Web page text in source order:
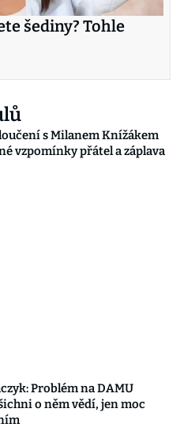
šediny? Tohle
s Milanem Knížákem
vzpomínky přátel a záplava
Problém na DAMU
o něm vědí, jen moc